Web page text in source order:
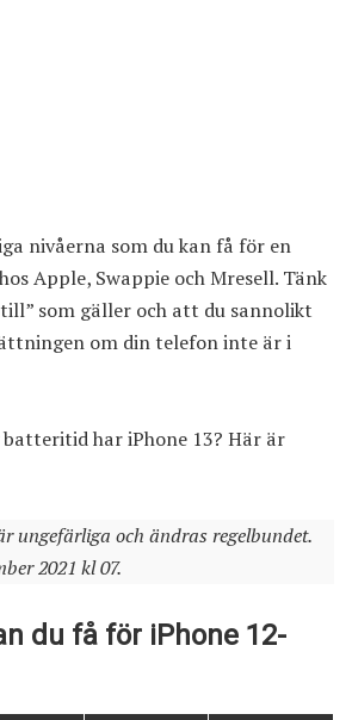
nivåerna som du kan få för en
Apple, Swappie och Mresell. Tänk
som gäller och att du sannolikt
om din telefon inte är i
har iPhone 13? Här är
ungefärliga och ändras regelbundet.
2021 kl 07.
du få för iPhone 12-